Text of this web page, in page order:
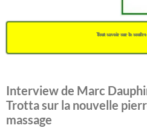
Tout savoir sur le soufre
Interview de Marc
Trotta sur la nouvelle
massage